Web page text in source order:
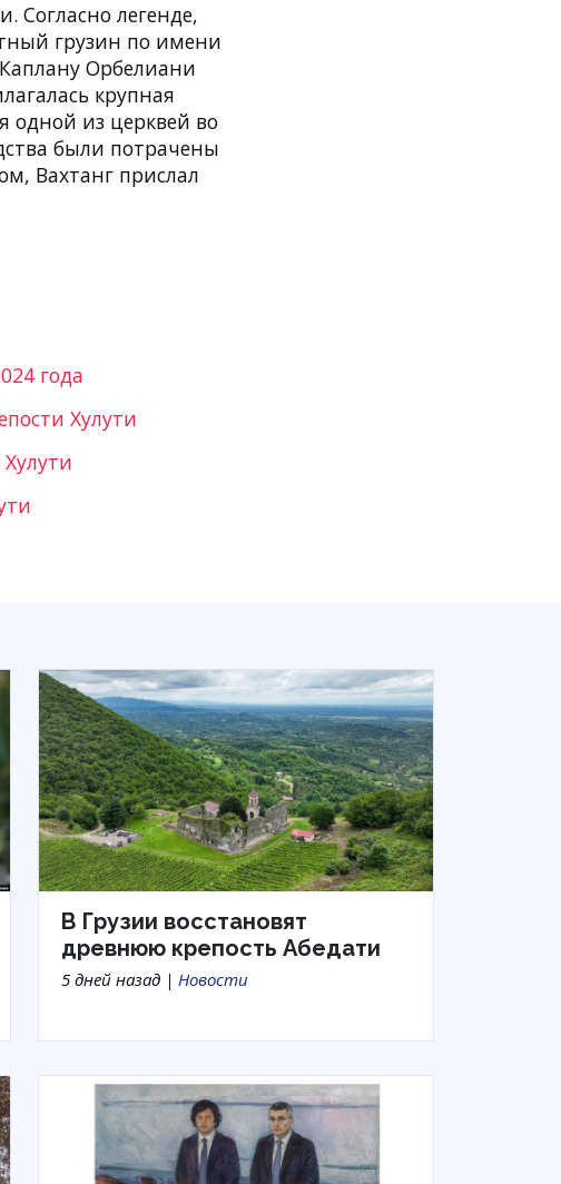
Согласно легенде,
грузин по имени
Орбелиани
крупная
одной из церквей во
были потрачены
Вахтанг прислал
года
Хулути
В Грузии восстановят
древнюю крепость Абедати
5 дней назад | Новости